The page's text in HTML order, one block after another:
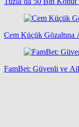
Cem Küçük Gözaltına
FamBet: Güvenli ve